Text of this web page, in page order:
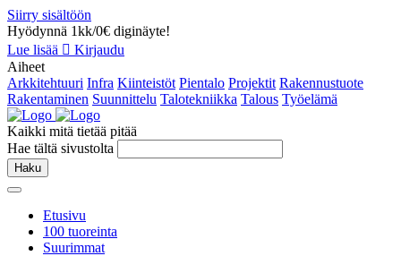
Siirry sisältöön
Hyödynnä 1kk/0€ diginäyte!
Lue lisää
Kirjaudu
Aiheet
Arkkitehtuuri Infra Kiinteistöt Pientalo Projektit Rakennustuote
Rakentaminen Suunnittelu Talotekniikka Talous Työelämä
Kaikki mitä tietää pitää
Hae tältä sivustolta
Haku
Etusivu
100 tuoreinta
Suurimmat